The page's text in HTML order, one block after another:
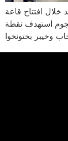
افتتاح قاعة
هجوم استهدف نقطة
وخيبر بختونخوا